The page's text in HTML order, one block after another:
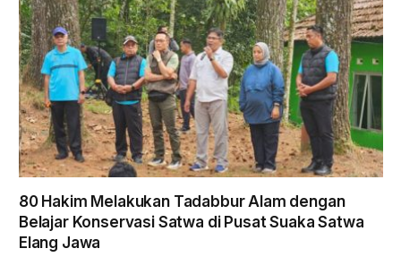
80 Hakim Melakukan Tadabbur Alam dengan
Belajar Konservasi Satwa di Pusat Suaka Satwa
Elang Jawa